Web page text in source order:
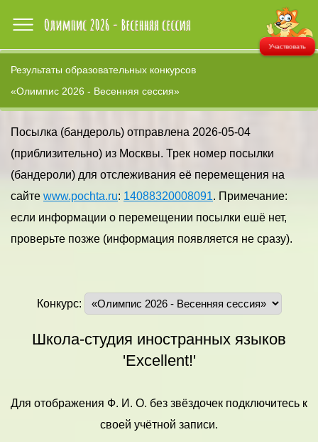
Участвовать
Результаты образовательных конкурсов
«Олимпис 2026 - Весенняя сессия»
Посылка (бандероль) отправлена 2026-05-04
(приблизительно) из Москвы. Трек номер посылки
(бандероли) для отслеживания её перемещения на
сайте www.pochta.ru: 14088320008091. Примечание:
если информации о перемещении посылки ешё нет,
проверьте позже (информация появляется не сразу).
Конкурс:
Школа-студия иностранных языков
'Excellent!'
Для отображения Ф. И. О. без звёздочек подключитесь к
своей учётной записи.